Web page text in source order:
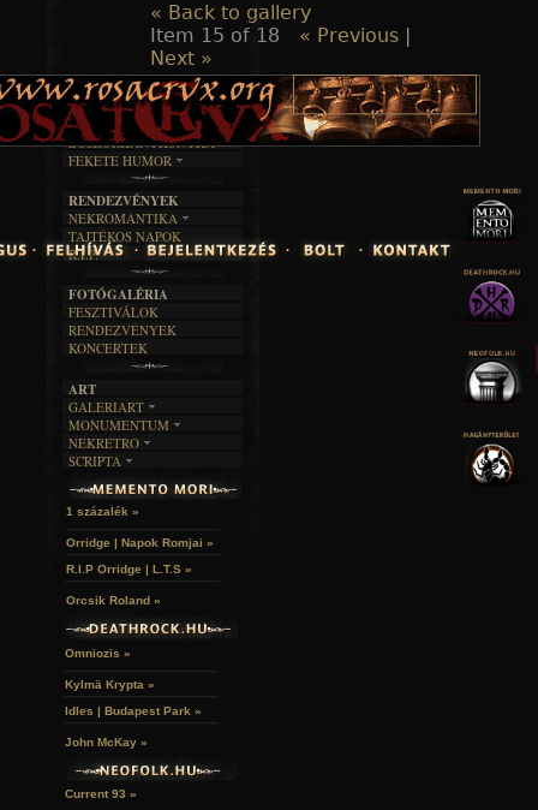
« Back to gallery
Item 15 of 18
« Previous |
Next »
TAJTÉKOS LAPOK
ZENE
EGYÜTTESEK
INTERJÚK
FORDÍTÁSOK
DALSZÖVEGEK
ÍRÁSOK
IRODALOM
FILM
MŰVÉSZET
ÍRÁSTÖRTÉNET
BOSZORKÁNYKONYHA
FEKETE HUMOR
SZÖVEGES
RENDEZVÉNYEK
NEKROMANTIKA
AKTUÁLIS
A MÚLT
TAJTÉKOS NAPOK
R.I.P.
FOTÓGALÉRIA
FESZTIVÁLOK
RENDEZVÉNYEK
KONCERTEK
ART
GALERIART
ARTGALERI
KÉPREGÉNYEK
LAKÁSKULTS
MONUMENTUM
TEMETŐK
TEMPLOMOK
VÁRAK
HELYEK
NEKRETRO
SZUBKULT
FEKETE LYUK
RELIKVIÁK
SCRIPTA
NOVELLÁK
VERSEK
1 százalék »
Orridge | Napok Romjai »
R.I.P Orridge | L.T.S »
Orcsik Roland »
Omniozis »
Kylmä Krypta »
Idles | Budapest Park »
John McKay »
Current 93 »